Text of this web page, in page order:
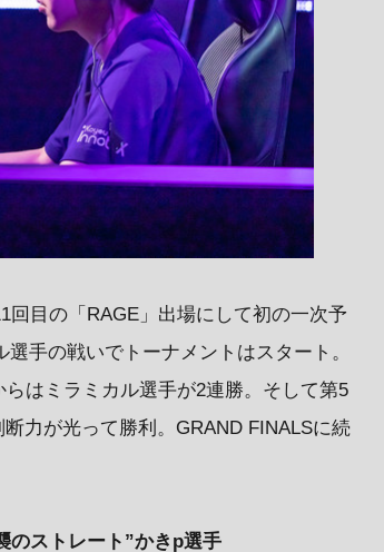
回目の「RAGE」出場にして初の一次予
手の戦いでトーナメントはスタート。
はミラミカル選手が2連勝。そして第5
力が光って勝利。GRAND FINALSに続
のストレート”かきp選手